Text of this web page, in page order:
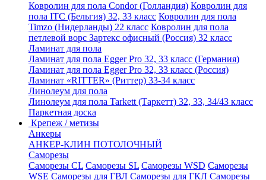
Ковролин для пола Condor (Голландия) Ковролин для
пола ITC (Бельгия) 32, 33 класс Ковролин для пола
Timzo (Нидерланды) 22 класс Ковролин для пола
петлевой ворс Зартекс офисный (Россия) 32 класс
Ламинат для пола
Ламинат для пола Egger Pro 32, 33 класс (Германия)
Ламинат для пола Egger Pro 32, 33 класс (Россия)
Ламинат «RITTER» (Риттер) 33-34 класс
Линолеум для пола
Линолеум для пола Tarkett (Таркетт) 32, 33, 34/43 класс
Паркетная доска
Крепеж / метизы
Анкеры
АНКЕР-КЛИН ПОТОЛОЧНЫЙ
Саморезы
Саморезы CL Саморезы SL Саморезы WSD Саморезы
WSE Саморезы для ГВЛ Саморезы для ГКЛ Саморезы